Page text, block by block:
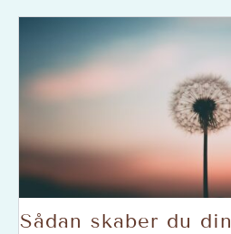
Sådan skaber du